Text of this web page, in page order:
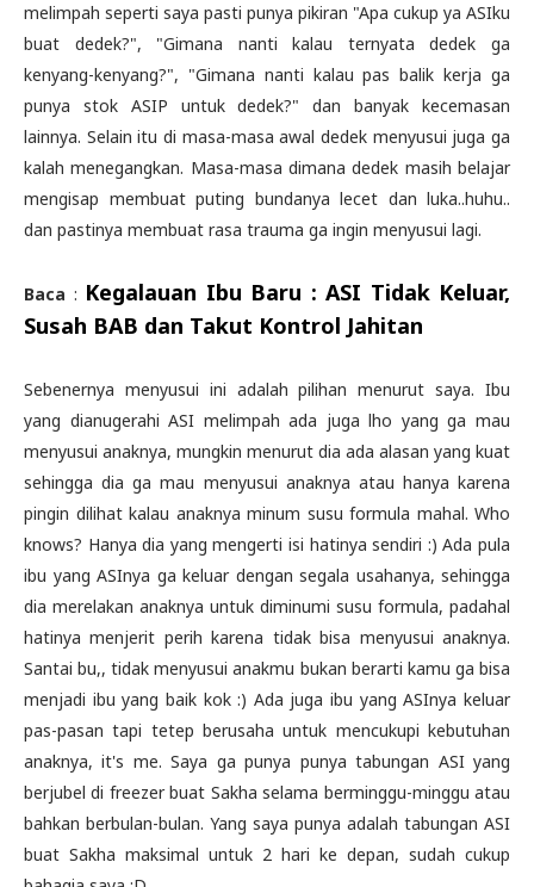
melimpah seperti saya pasti punya pikiran "Apa cukup ya ASIku
buat dedek?", "Gimana nanti kalau ternyata dedek ga
kenyang-kenyang?", "Gimana nanti kalau pas balik kerja ga
punya stok ASIP untuk dedek?" dan banyak kecemasan
lainnya. Selain itu di masa-masa awal dedek menyusui juga ga
kalah menegangkan. Masa-masa dimana dedek masih belajar
mengisap membuat puting bundanya lecet dan luka..huhu..
dan pastinya membuat rasa trauma ga ingin menyusui lagi.
Baca : Kegalauan Ibu Baru : ASI Tidak Keluar,
Susah BAB dan Takut Kontrol Jahitan
Sebenernya menyusui ini adalah pilihan menurut saya. Ibu
yang dianugerahi ASI melimpah ada juga lho yang ga mau
menyusui anaknya, mungkin menurut dia ada alasan yang kuat
sehingga dia ga mau menyusui anaknya atau hanya karena
pingin dilihat kalau anaknya minum susu formula mahal. Who
knows? Hanya dia yang mengerti isi hatinya sendiri :) Ada pula
ibu yang ASInya ga keluar dengan segala usahanya, sehingga
dia merelakan anaknya untuk diminumi susu formula, padahal
hatinya menjerit perih karena tidak bisa menyusui anaknya.
Santai bu,, tidak menyusui anakmu bukan berarti kamu ga bisa
menjadi ibu yang baik kok :) Ada juga ibu yang ASInya keluar
pas-pasan tapi tetep berusaha untuk mencukupi kebutuhan
anaknya, it's me. Saya ga punya punya tabungan ASI yang
berjubel di freezer buat Sakha selama berminggu-minggu atau
bahkan berbulan-bulan. Yang saya punya adalah tabungan ASI
buat Sakha maksimal untuk 2 hari ke depan, sudah cukup